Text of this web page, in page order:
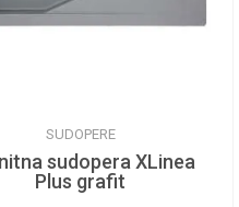
SUDOPERE
sudopera XLinea
Plus grafit